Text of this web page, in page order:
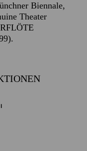
Biennale,
Theater